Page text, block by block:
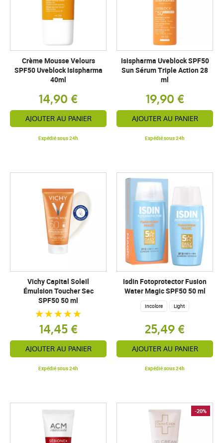
Crème Mousse Velours
SPF50 Uveblock Isispharma
40ml
14,90 €
AJOUTER AU PANIER
Expédié sous 24h
Isispharma Uveblock SPF50
Sun Sérum Triple Action 28
ml
19,90 €
AJOUTER AU PANIER
Expédié sous 24h
Vichy Capital Soleil
Émulsion Toucher Sec
SPF50 50 ml
14,45 €
AJOUTER AU PANIER
Expédié sous 24h
Isdin Fotoprotector Fusion
Water Magic SPF50 50 ml
Incolore Light
25,49 €
AJOUTER AU PANIER
Expédié sous 24h
-20%